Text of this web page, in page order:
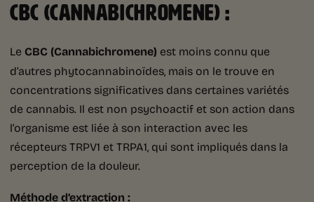
CBC (CANNABICHROMENE) :
Le CBC (Cannabichromene) est moins connu que
d’autres phytocannabinoïdes, mais on le trouve en
concentrations significatives dans certaines variétés
de cannabis. Il est non psychoactif et son action dans
l’organisme est liée à son interaction avec les
récepteurs TRPV1 et TRPA1, qui sont impliqués dans la
perception de la douleur.
Méthode d’extraction :